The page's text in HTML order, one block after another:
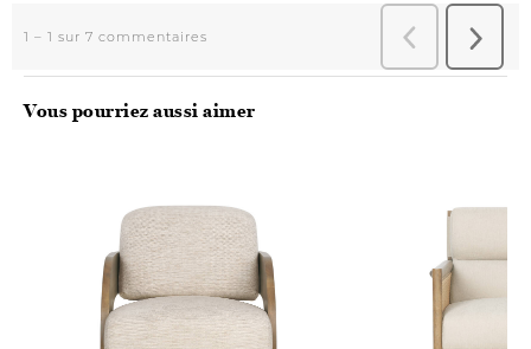
Vous pourriez aussi aimer